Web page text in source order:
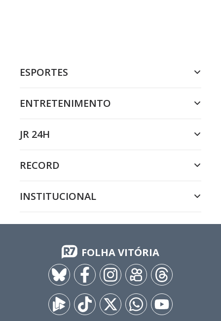
ESPORTES
ENTRETENIMENTO
JR 24H
RECORD
INSTITUCIONAL
FOLHA VITÓRIA